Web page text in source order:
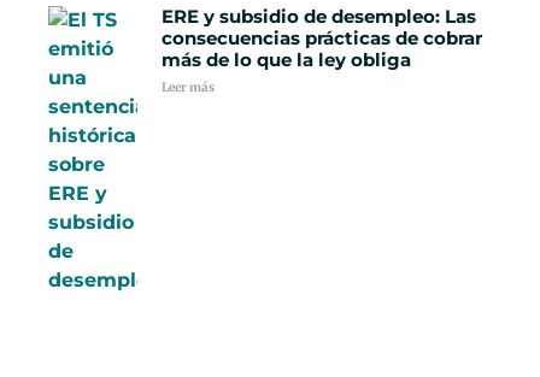
ERE y subsidio de desempleo: Las
consecuencias prácticas de cobrar
más de lo que la ley obliga
Leer más